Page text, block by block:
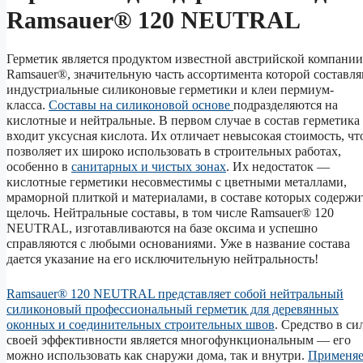
Ramsauer® 120 NEUTRAL
Герметик является продуктом известной австрийской компании
Ramsauer®, значительную часть ассортимента которой
индустриальные силиконовые герметики и клеи пермиум-
класса. Составы на силиконовой основе подразделяются на
кислотные и нейтральные. В первом случае в состав герметика
входит уксусная кислота. Их отличает невысокая стоимость,
позволяет их широко использовать в строительных работах,
особенно в санитарных и чистых зонах. Их недостаток —
кислотные герметики несовместимы с цветными металлами,
мраморной плиткой и материалами, в составе которых
щелочь. Нейтральные составы, в том числе Ramsauer® 120
NEUTRAL, изготавливаются на базе оксима и успешно
справляются с любыми основаниями. Уже в название состава
дается указание на его исключительную нейтральность!
Ramsauer® 120 NEUTRAL представляет собой нейтральный
силиконовый профессиональный герметик для деревянных
оконных и соединительных строительных швов. Средство в
своей эффективности является многофункциональным — его
можно использовать как снаружи дома, так и внутри.